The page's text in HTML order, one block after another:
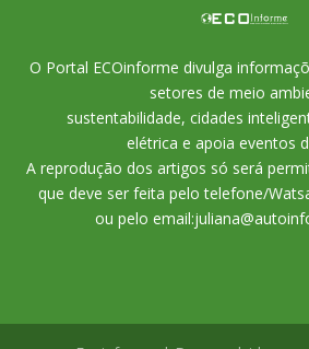
O Portal ECOinforme divulga
setores de meio
sustentabilidade, cidades
elétrica e apoia eventos
A reprodução dos artigos só será
que deve ser feita pelo telefone/
ou pelo